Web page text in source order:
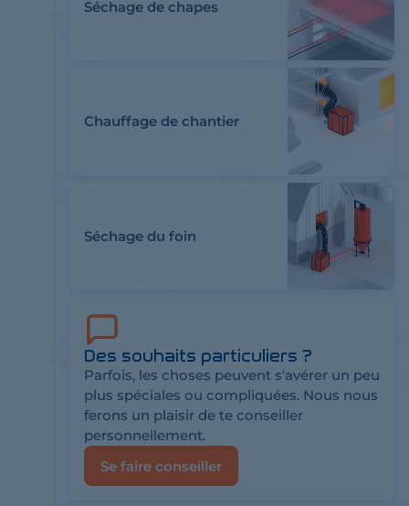
Séchage de chapes
Chauffage de chantier
Séchage du foin
Des souhaits particuliers ?
Parfois, les choses peuvent s'avérer un peu
plus spéciales ou compliquées. Nous nous
ferons un plaisir de te conseiller
personnellement.
Se faire conseiller